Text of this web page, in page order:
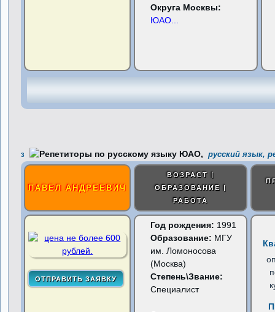
Округа Москвы:
ЮАО
3 русский язык,
ПАВЕЛ АНДРЕЕВИЧ
ВОЗРАСТ |
ОБРАЗОВАНИЕ |
РАБОТА
Год рождения: 1991
Образование: МГУ
им. Ломоносова
(Москва)
Степень\Звание:
Специалист